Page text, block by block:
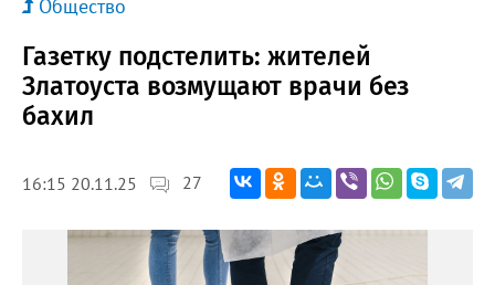
Общество
Газетку подстелить: жителей
Златоуста возмущают врачи без
бахил
16:15 20.11.25 27